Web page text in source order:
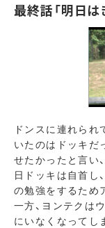
最終話「明日は
ドンスに連れられ
いたのはドッキだ
せたかったと言い
日ドッキは自首し
の勉強をするため
一方、ヨンテクは
にいなくなってし